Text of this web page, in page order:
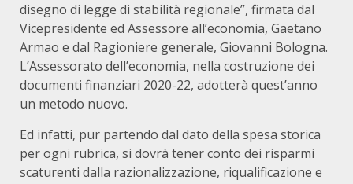
disegno di legge di stabilità regionale”, firmata dal
Vicepresidente ed Assessore all’economia, Gaetano
Armao e dal Ragioniere generale, Giovanni Bologna.
L’Assessorato dell’economia, nella costruzione dei
documenti finanziari 2020-22, adotterà quest’anno
un metodo nuovo.
Ed infatti, pur partendo dal dato della spesa storica
per ogni rubrica, si dovrà tener conto dei risparmi
scaturenti dalla razionalizzazione, riqualificazione e